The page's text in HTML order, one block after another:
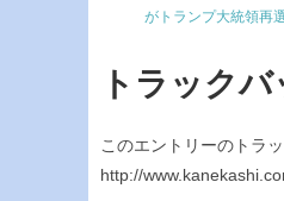
がトランプ大統領再
トラックバ
このエントリーのトラ
http://